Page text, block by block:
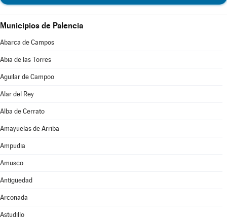
Municipios de Palencia
Abarca de Campos
Abia de las Torres
Aguilar de Campoo
Alar del Rey
Alba de Cerrato
Amayuelas de Arriba
Ampudia
Amusco
Antigüedad
Arconada
Astudillo